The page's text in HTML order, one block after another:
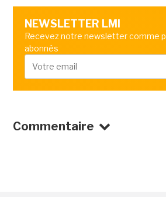
NEWSLETTER LMI
Recevez notre newsletter comme
abonnés
Commentaire